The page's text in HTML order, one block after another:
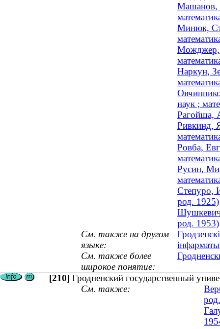
Машанов,
Минюк,
Можджер,
Наркун,
наук ;
Рагойша,
Ривкинд,
Ровба,
Русин,
Степуро,
род. 1925)
род. 1953)
См. также на другом
языке:
См. также более
широкое понятие:
[210] Гродненский государственный
См. также: